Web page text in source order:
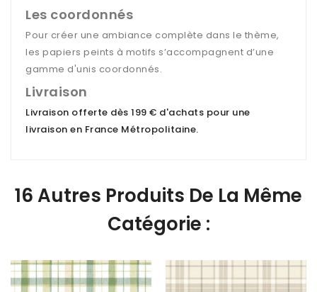
Les coordonnés
Pour créer une ambiance complète dans le thème,
les papiers peints à motifs s’accompagnent d’une
gamme d'unis coordonnés.
Livraison
Livraison offerte dès 199 € d'achats pour une
livraison en France Métropolitaine.
16 Autres Produits De La Même
Catégorie :